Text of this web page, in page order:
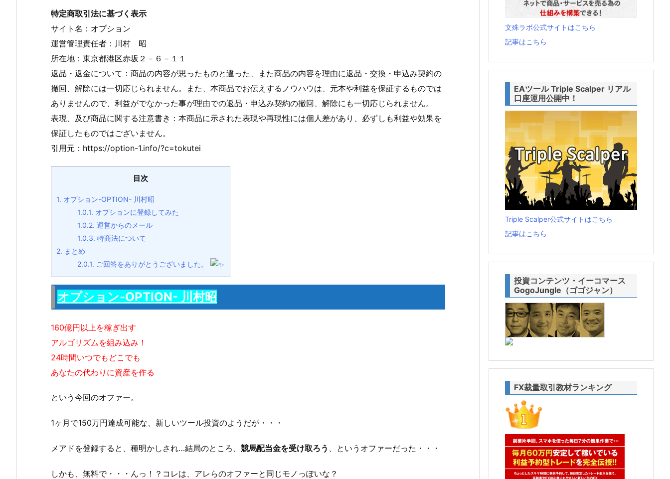
特定商取引法に基づく表示
サイト名：オプション
運営管理責任者：川村 昭
所在地：東京都港区赤坂２－６－１１
返品・返金について：商品の内容が思ったものと違った、また商品の内容を理由に返品・交換・申込み契約の
撤回、解除には一切応じられません。また、本商品でお伝えするノウハウは、元本や利益を保証するものでは
ありませんので、利益がでなかった事が理由での返品・申込み契約の撤回、解除にも一切応じられません。
表現、及び商品に関する注意書き：本商品に示された表現や再現性には個人差があり、必ずしも利益や効果を
保証したものではございません。
引用元：https://option-1.info/?c=tokutei
目次
1. オプション-OPTION- 川村昭
1.0.1. オプションに登録してみた
1.0.2. 運営からのメール
1.0.3. 特商法について
2. まとめ
2.0.1. ご回答をありがとうございました。
オプション-OPTION- 川村昭
160億円以上を稼ぎ出す
アルゴリズムを組み込み！
24時間いつでもどこでも
あなたの代わりに資産を作る
という今回のオファー。
1ヶ月で150万円達成可能な、新しいツール投資のようだが・・・
メアドを登録すると、種明かしされ…結局のところ、 競馬配当金を受け取ろう 、というオファーだった・・・
しかも、無料で・・・んっ！？コレは、アレらのオファーと同じモノっぽいな？
文殊ラボ公式サイトはこちら
記事はこちら
EAツール Triple Scalper リアル
口座運用公開中！
Triple Scalper公式サイトはこちら
記事はこちら
投資コンテンツ・イーコマース
GogoJungle（ゴゴジャン）
FX裁量取引教材ランキング